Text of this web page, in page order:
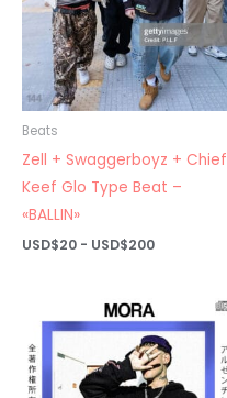
Beats
Zell + Swaggerboyz + Chief
Keef Glo Type Beat –
«BALLIN»
USD$20 - USD$200Rango
USD$20
hasta
USD$200